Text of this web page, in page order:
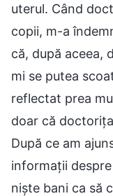
uterul. Când
copii, m-a
că, după aceea,
mi se putea
reflectat prea
doar că
După ce am
informații
niște bani ca să